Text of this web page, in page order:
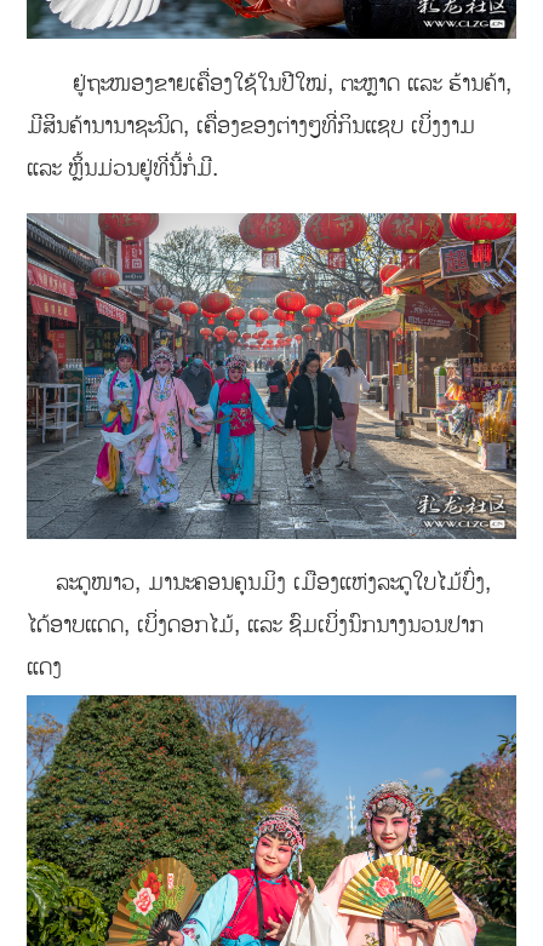
ຢູ່ຖະໜອງຂາຍເຄື່ອງໃຊ້ໃນປີໃໝ່, ຕະຫຼາດ ແລະ ຮ້ານຄ້າ,
ມີສິນຄ້ານານາຊະນິດ, ເຄື່ອງຂອງຕ່າງໆທີ່ກິນແຊບ ເບິ່ງງາມ
ແລະ ຫຼິ້ນມ່ວນຢູ່ທີ່ນີ້ກໍ່ມີ.
ລະດູໜາວ, ມານະຄອນຄຸນມິງ ເມືອງແຫ່ງລະດູໃບໄມ້ບົ່ງ,
ໄດ້ອາບແດດ, ເບິ່ງດອກໄມ້, ແລະ ຊົມເບິ່ງນົກນາງນວນປາກ
ແດງ